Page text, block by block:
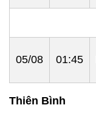
05/08 01:45
Thiên Bình